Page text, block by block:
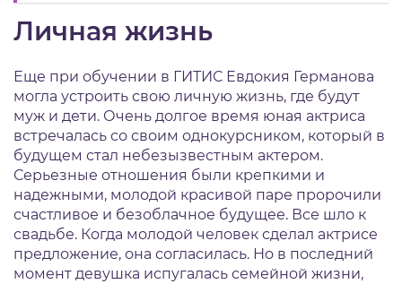
Личная жизнь
Еще при обучении в ГИТИС Евдокия Германова
могла устроить свою личную жизнь, где будут
муж и дети. Очень долгое время юная актриса
встречалась со своим однокурсником, который в
будущем стал небезызвестным актером.
Серьезные отношения были крепкими и
надежными, молодой красивой паре пророчили
счастливое и безоблачное будущее. Все шло к
свадьбе. Когда молодой человек сделал актрисе
предложение, она согласилась. Но в последний
момент девушка испугалась семейной жизни,